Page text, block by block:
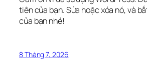
tiên của bạn. Sửa hoặc xóa nó, và
của bạn nhé!
8 Tháng 7, 2026